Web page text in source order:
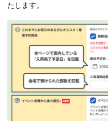
たします。